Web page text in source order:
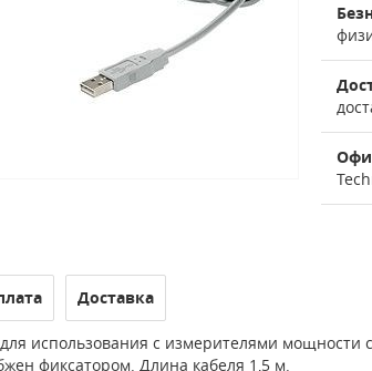
Доставка
использования с измерителями мощности
фиксатором. Длина кабеля 1,5 м.